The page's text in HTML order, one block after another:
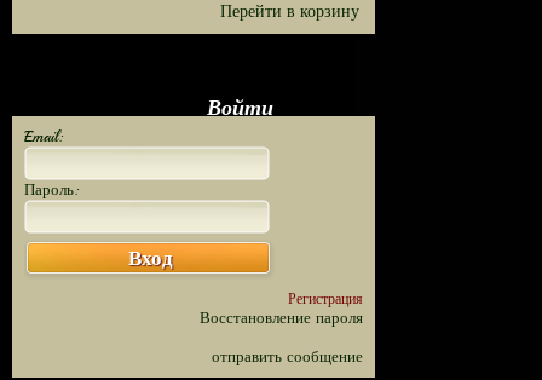
Перейти в корзину
Войти
Email:
Пароль:
Вход
Регистрация
Восстановление пароля
отправить сообщение